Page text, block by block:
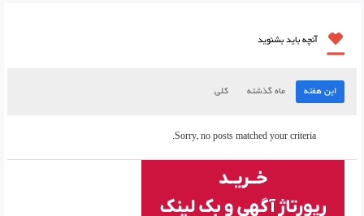
آنچه باید بشنوید
این هفته ماه گذشته کلی
Sorry, no posts matched your criteria.